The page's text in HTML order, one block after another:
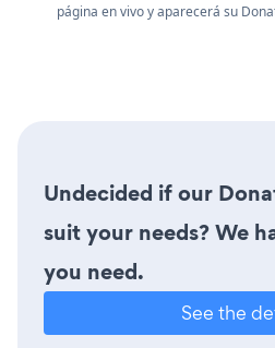
página en vivo y aparecerá su
Undecided if our
suit your needs? We
you need.
See the